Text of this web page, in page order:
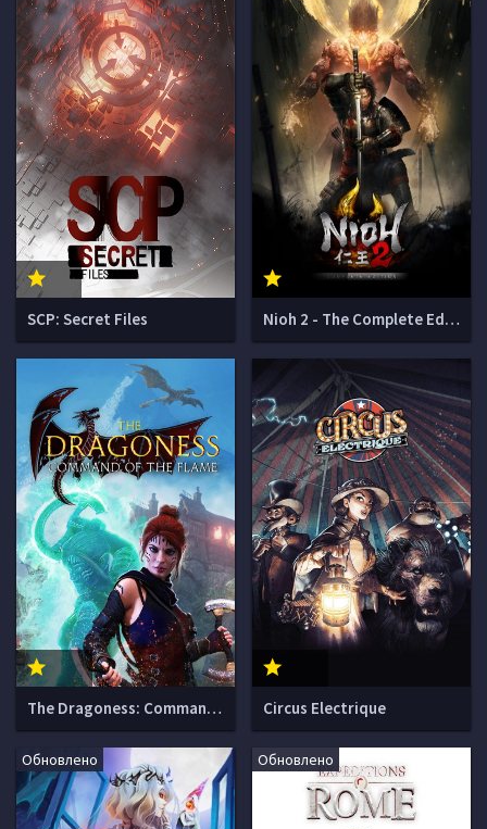
SCP: Secret Files Nioh 2 - The Complete Edition + Онлайн
The Dragoness: Command of the Flame Circus Electrique
Обновлено Обновлено